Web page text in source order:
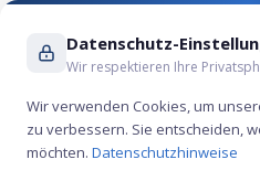
Suche ...
Dyne Therapeutics
Börsengang 2020
Datenschutz-
Wir respektieren Ihre
Wir verwenden Cookies, um
zu verbessern. Sie entscheiden,
möchten. Datenschutzhinweise